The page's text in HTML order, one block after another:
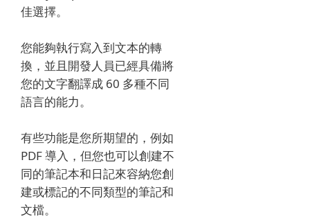
佳選擇。
您能夠執行寫入到文本的轉
換，並且開發人員已經具備將
您的文字翻譯成 60 多種不同
語言的能力。
有些功能是您所期望的，例如
PDF 導入，但您也可以創建不
同的筆記本和日記來容納您創
建或標記的不同類型的筆記和
文檔。